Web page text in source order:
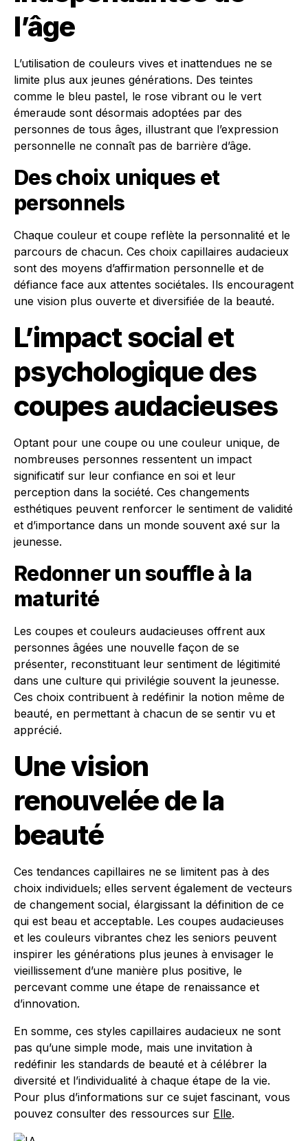
l’âge
L’utilisation de couleurs vives et inattendues ne se
limite plus aux jeunes générations. Des teintes
comme le bleu pastel, le rose vibrant ou le vert
émeraude sont désormais adoptées par des
personnes de tous âges, illustrant que l’expression
personnelle ne connaît pas de barrière d’âge.
Des choix uniques et
personnels
Chaque couleur et coupe reflète la personnalité et le
parcours de chacun. Ces choix capillaires audacieux
sont des moyens d’affirmation personnelle et de
défiance face aux attentes sociétales. Ils encouragent
une vision plus ouverte et diversifiée de la beauté.
L’impact social et
psychologique des
coupes audacieuses
Optant pour une coupe ou une couleur unique, de
nombreuses personnes ressentent un impact
significatif sur leur confiance en soi et leur
perception dans la société. Ces changements
esthétiques peuvent renforcer le sentiment de validité
et d’importance dans un monde souvent axé sur la
jeunesse.
Redonner un souffle à la
maturité
Les coupes et couleurs audacieuses offrent aux
personnes âgées une nouvelle façon de se
présenter, reconstituant leur sentiment de légitimité
dans une culture qui privilégie souvent la jeunesse.
Ces choix contribuent à redéfinir la notion même de
beauté, en permettant à chacun de se sentir vu et
apprécié.
Une vision
renouvelée de la
beauté
Ces tendances capillaires ne se limitent pas à des
choix individuels; elles servent également de vecteurs
de changement social, élargissant la définition de ce
qui est beau et acceptable. Les coupes audacieuses
et les couleurs vibrantes chez les seniors peuvent
inspirer les générations plus jeunes à envisager le
vieillissement d’une manière plus positive, le
percevant comme une étape de renaissance et
d’innovation.
En somme, ces styles capillaires audacieux ne sont
pas qu’une simple mode, mais une invitation à
redéfinir les standards de beauté et à célébrer la
diversité et l’individualité à chaque étape de la vie.
Pour plus d’informations sur ce sujet fascinant, vous
pouvez consulter des ressources sur Elle.